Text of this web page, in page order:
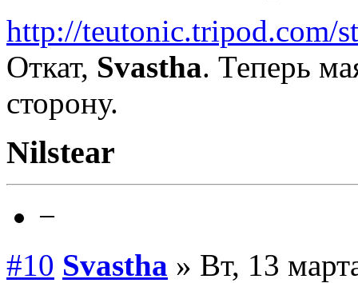
http://teutonic.tripod.com/
Откат, Svastha. Теперь
сторону.
Nilstear
−
#10 Svastha » Вт, 13